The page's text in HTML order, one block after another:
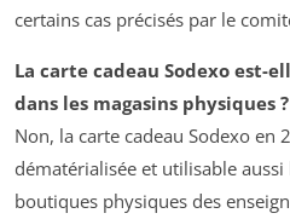
certains cas précisés par le
La carte cadeau Sodexo est-
dans les magasins physiques ?
Non, la carte cadeau Sodexo
dématérialisée et utilisable
boutiques physiques des